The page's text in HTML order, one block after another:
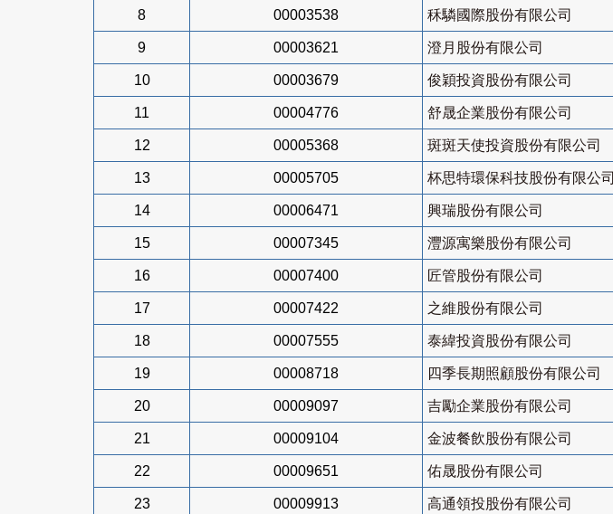
8 00003538 秝驎國際股份有限公司
9 00003621 澄月股份有限公司
10 00003679 俊穎投資股份有限公司
11 00004776 舒晟企業股份有限公司
12 00005368 斑斑天使投資股份有限公司
13 00005705 杯思特環保科技股份有限公司
14 00006471 興瑞股份有限公司
15 00007345 灃源寓樂股份有限公司
16 00007400 匠管股份有限公司
17 00007422 之維股份有限公司
18 00007555 泰緯投資股份有限公司
19 00008718 四季長期照顧股份有限公司
20 00009097 吉勵企業股份有限公司
21 00009104 金波餐飲股份有限公司
22 00009651 佑晟股份有限公司
23 00009913 高通領投股份有限公司